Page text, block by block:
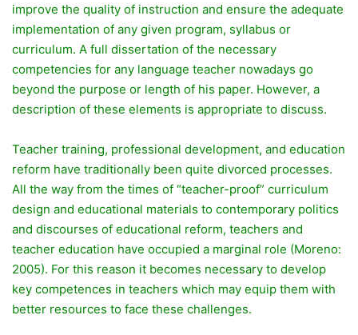
improve the quality of instruction and ensure the adequate
implementation of any given program, syllabus or
curriculum. A full dissertation of the necessary
competencies for any language teacher nowadays go
beyond the purpose or length of his paper. However, a
description of these elements is appropriate to discuss.
Teacher training, professional development, and education
reform have traditionally been quite divorced processes.
All the way from the times of “teacher-proof” curriculum
design and educational materials to contemporary politics
and discourses of educational reform, teachers and
teacher education have occupied a marginal role (Moreno:
2005). For this reason it becomes necessary to develop
key competences in teachers which may equip them with
better resources to face these challenges.